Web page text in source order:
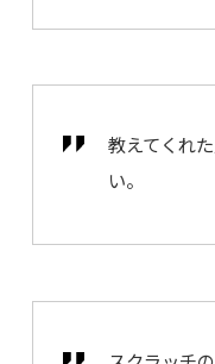
教えてくれ
い。